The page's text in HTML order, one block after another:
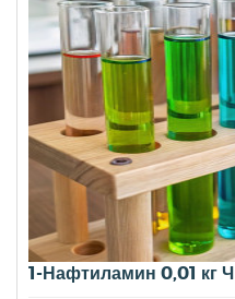
1-Нафтиламин 0,01 кг Ч